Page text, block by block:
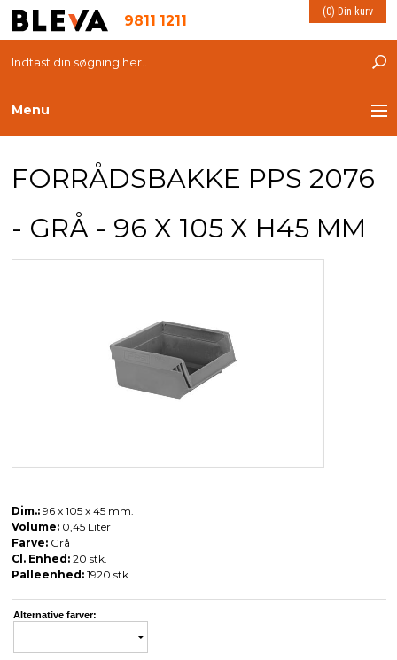
9811 1211 (0) Din kurv
Menu
TRANSPORT
ESD PRODUKTER
MILJØ OG VELFÆRD
FORRÅDSBAKKE PPS 2076
- GRÅ - 96 X 105 X H45 MM
Dim.: 96 x 105 x 45 mm.
Volume:0,45 Liter
Farve:Grå
Cl. Enhed: 20 stk.
Palleenhed:1920 stk.
Alternative farver: